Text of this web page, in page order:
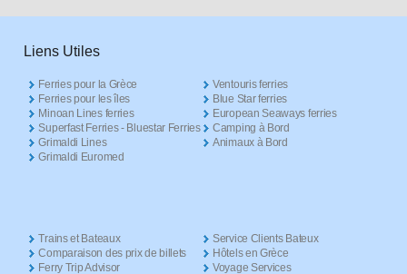
Liens Utiles
Ferries pour la Grèce
Ferries pour les îles
Minoan Lines ferries
Superfast Ferries - Bluestar Ferries
Grimaldi Lines
Grimaldi Euromed
Ventouris ferries
Blue Star ferries
European Seaways ferries
Camping à Bord
Animaux à Bord
Trains et Bateaux
Comparaison des prix de billets
Ferry Trip Advisor
Service Clients Bateux
Hôtels en Grèce
Voyage Services